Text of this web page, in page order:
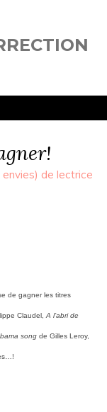
de lectrice
de gagner les titres
Claudel, A l’abri de
song de Gilles Leroy,